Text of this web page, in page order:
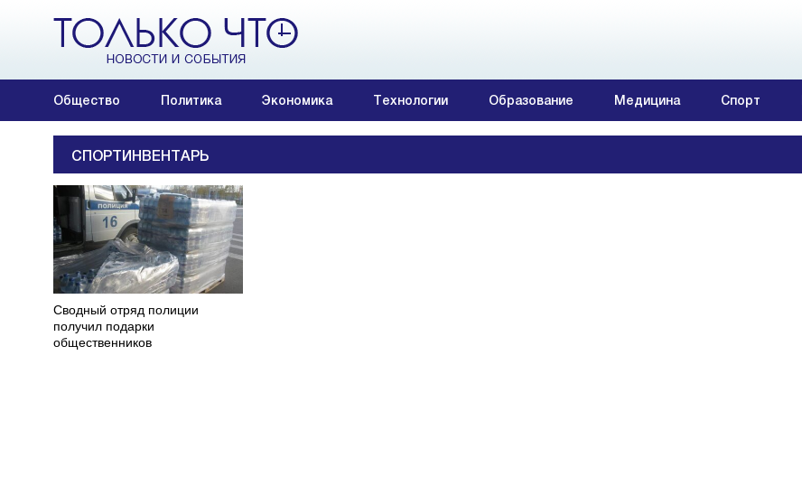
Общество Политика Экономика Технологии Образование Медицина Спорт
СПОРТИНВЕНТАРЬ
Сводный отряд полиции
получил подарки
общественников